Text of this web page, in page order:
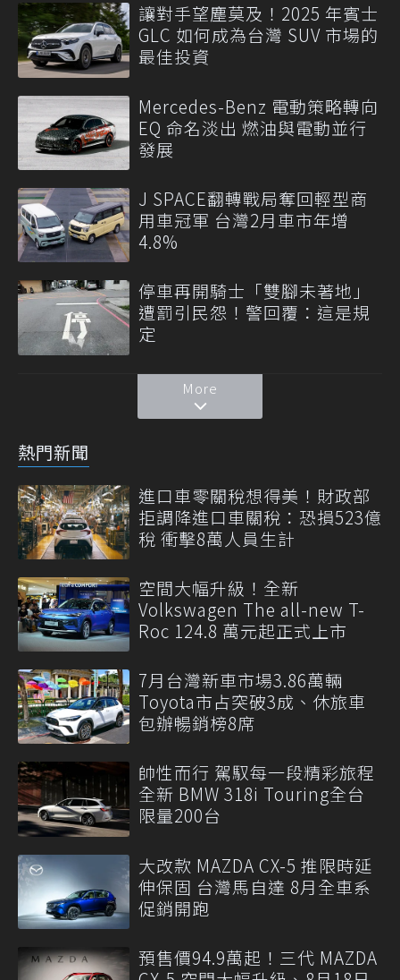
讓對手望塵莫及！2025 年賓士
GLC 如何成為台灣 SUV 市場的
最佳投資
Mercedes-Benz 電動策略轉向
EQ 命名淡出 燃油與電動並行
發展
J SPACE翻轉戰局奪回輕型商
用車冠軍 台灣2月車市年增
4.8%
停車再開騎士「雙腳未著地」
遭罰引民怨！警回覆：這是規
定
More
熱門新聞
進口車零關稅想得美！財政部
拒調降進口車關稅：恐損523億
稅 衝擊8萬人員生計
空間大幅升級！全新
Volkswagen The all-new T-
Roc 124.8 萬元起正式上市
7月台灣新車市場3.86萬輛
Toyota市占突破3成、休旅車
包辦暢銷榜8席
帥性而行 駕馭每一段精彩旅程
全新 BMW 318i Touring全台
限量200台
大改款 MAZDA CX-5 推限時延
伸保固 台灣馬自達 8月全車系
促銷開跑
預售價94.9萬起！三代 MAZDA